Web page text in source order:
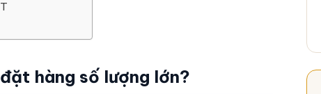
hàng số lượng lớn?